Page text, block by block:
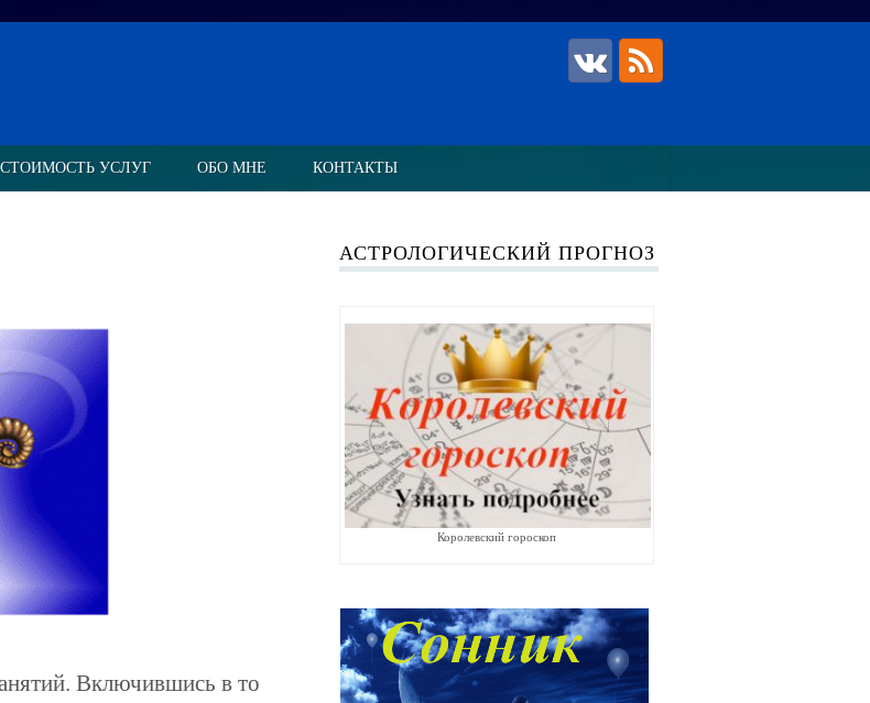
СТОИМОСТЬ УСЛУГ ОБО МНЕ КОНТАКТЫ
Включившись в то
АСТРОЛОГИЧЕСКИЙ ПРОГНОЗ
Королевский гороскоп